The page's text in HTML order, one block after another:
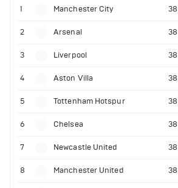
1 Manchester City 38
2 Arsenal 38
3 Liverpool 38
4 Aston Villa 38
5 Tottenham Hotspur 38
6 Chelsea 38
7 Newcastle United 38
8 Manchester United 38